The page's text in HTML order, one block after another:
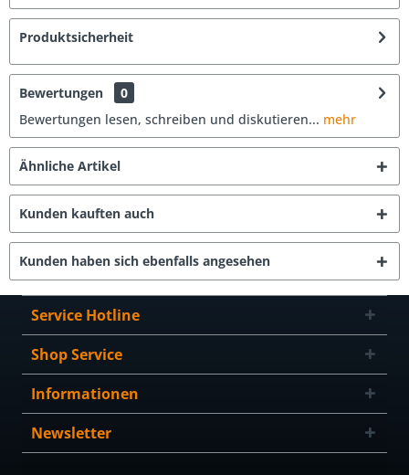
Produktsicherheit
Bewertungen
0
Bewertungen lesen, schreiben und diskutieren... mehr
Ähnliche Artikel
Kunden kauften auch
Kunden haben sich ebenfalls angesehen
Service Hotline
Shop Service
Informationen
Newsletter